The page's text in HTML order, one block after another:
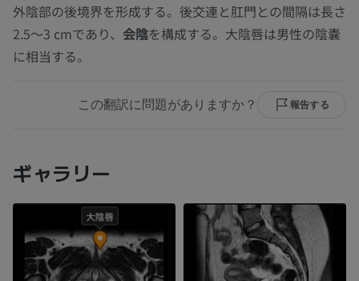
外陰部の後境界を形成する。後交連と肛門との間隔は長さ
2.5〜3 cmであり、 会陰を構成する。大陰唇は男性の陰嚢
に相当する。
この翻訳に問題がありますか？ 報告する
ギャラリー